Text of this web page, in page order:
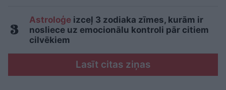
Astroloģe izceļ 3 zodiaka zīmes, kurām ir
nosliece uz emocionālu kontroli pār citiem
cilvēkiem
Lasīt citas ziņas